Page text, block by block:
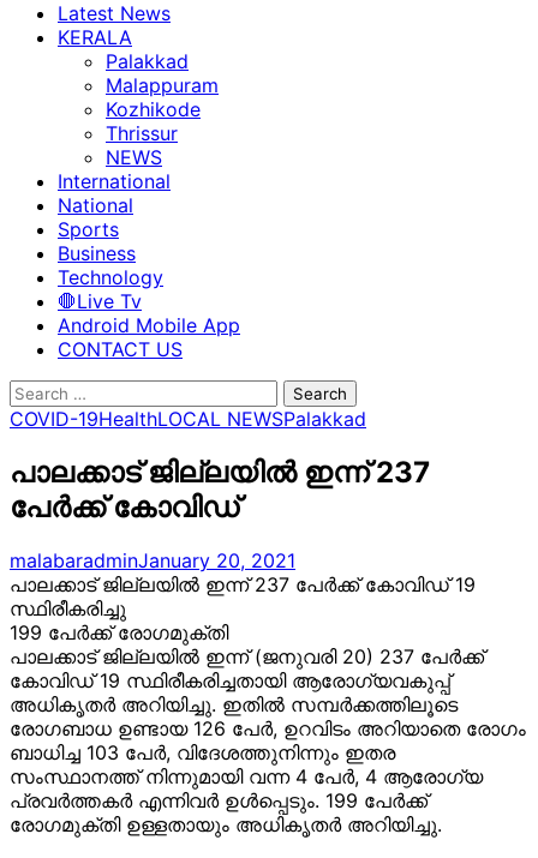
Latest News
KERALA
Palakkad
Malappuram
Kozhikode
Thrissur
NEWS
International
National
Sports
Business
Technology
🛑Live Tv
Android Mobile App
CONTACT US
Search
for:
COVID-19HealthLOCAL NEWSPalakkad
പാലക്കാട് ജില്ലയില്‍ ഇന്ന് 237
പേര്‍ക്ക് കോവിഡ്
malabaradminJanuary 20, 2021
പാലക്കാട് ജില്ലയില് ഇന്ന് 237 പേര്ക്ക് കോവിഡ് 19
സ്ഥിരീകരിച്ചു
199 പേര്ക്ക് രോഗമുക്തി
പാലക്കാട് ജില്ലയില് ഇന്ന് (ജനുവരി 20) 237 പേര്ക്ക്
കോവിഡ് 19 സ്ഥിരീകരിച്ചതായി ആരോഗ്യവകുപ്പ്
അധികൃതര്അറിയിച്ചു. ഇതില് സമ്പര്ക്കത്തിലൂടെ
രോഗബാധ ഉണ്ടായ 126 പേര്, ഉറവിടം അറിയാതെ രോഗം
ബാധിച്ച 103 പേര്, വിദേശത്തുനിന്നും ഇതര
സംസ്ഥാനത്ത് നിന്നുമായി വന്ന 4 പേർ, 4 ആരോഗ്യ
പ്രവർത്തകർ എന്നിവര്ഉള്പ്പെടും. 199 പേര്ക്ക്
രോഗമുക്തി ഉള്ളതായും അധികൃതര്അറിയിച്ചു.